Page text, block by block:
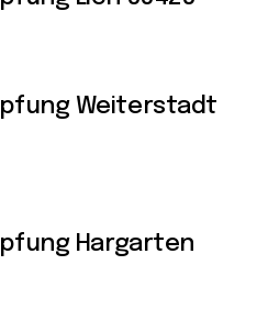
Weiterstadt
Hargarten